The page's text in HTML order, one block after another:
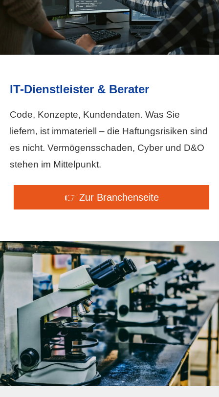
IT-Dienstleister & Berater
Code, Konzepte, Kundendaten. Was Sie
liefern, ist immateriell – die Haftungsrisiken sind
es nicht. Vermögensschaden, Cyber und D&O
stehen im Mittelpunkt.
👉 Zur Branchenseite